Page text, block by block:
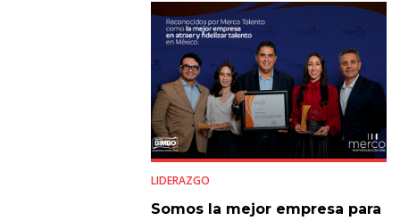
LIDERAZGO
Somos la mejor empresa para